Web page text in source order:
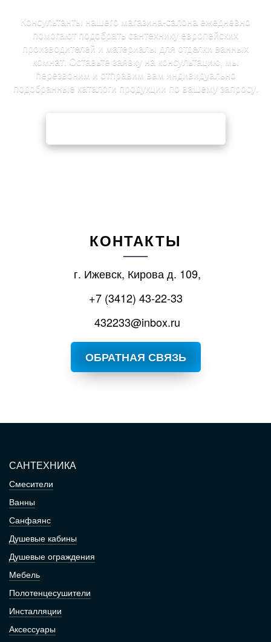
Консультанты нашего магазина-салона ежедневно
помогают подобрать сантехнику европейских
производителей и материалы для отделки ванных
комнат. Оставьте заявку на консультацию, мы
перезвоним и отправим вам индивидуально
подобранные каталоги продукции по вашему запросу.
КОНТАКТЫ
г. Ижевск, Кирова д. 109,
+7 (3412) 43-22-33
432233@inbox.ru
ОБРАТНАЯ СВЯЗЬ
САНТЕХНИКА
Смесители
Ванны
Санфаянс
Душевые кабины
Душевые ограждения
Мебель
Полотенцесушители
Инсталляции
Аксессуары